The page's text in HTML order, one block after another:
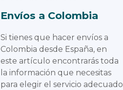
Envíos a Colombia
Si tienes que hacer envíos a
Colombia desde España, en
este artículo encontrarás toda
la información que necesitas
para elegir el servicio adecuado